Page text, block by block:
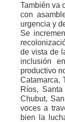
También va
con
urgencia y
Se
de vista de
inclusión
productivo
Catamarca,
Ríos,
Chubut,
voces a
bien la